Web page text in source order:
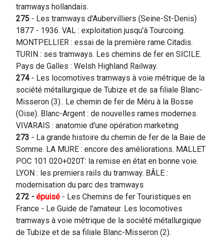
tramways hollandais.
275 - Les tramways d'Aubervilliers (Seine-St-Denis)
1877 - 1936. VAL : exploitation jusqu'à Tourcoing.
MONTPELLIER : essai de la première rame Citadis.
TURIN : ses tramways. Les chemins de fer en SICILE.
Pays de Galles : Welsh Highland Railway.
274- Les locomotives tramways à voie métrique de la
société métallurgique de Tubize et de sa filiale Blanc-
Misseron (3).. Le chemin de fer de Méru à la Bosse
(Oise). Blanc-Argent : de nouvelles rames modernes.
VIVARAIS : anatomie d'une opération marketing
273 - La grande histoire du chemin de fer de la Baie de
Somme. LA MURE : encore des améliorations. MALLET
POC 101 020+020T: la remise en état en bonne voie.
LYON : les premiers rails du tramway. BÂLE :
modernisation du parc des tramways
272 - épuisé - Les Chemins de fer Touristiques en
France - Le Guide de l'amateur. Les locomotives
tramways à voie métrique de la société métallurgique
de Tubize et de sa filiale Blanc-Misseron (2).